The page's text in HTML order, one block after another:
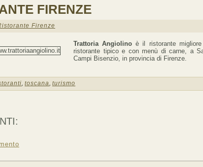
FIRENZE
Firenze
Trattoria Angiolino è il ristorante
ristorante tipico e con menù di carne, a
Campi Bisenzio, in provincia di Firenze.
, toscana, turismo